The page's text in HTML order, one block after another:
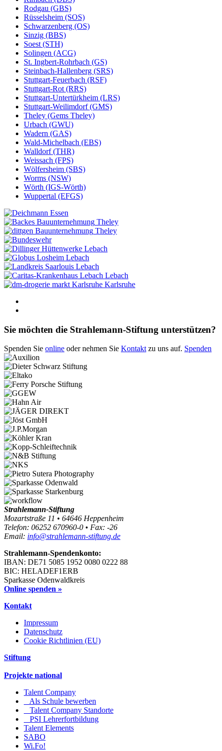
Rodgau (GBS)
Rüsselsheim (SOS)
Schwarzenberg (OS)
Sinzig (BBS)
Soest (STH)
Solingen (ACG)
St. Ingbert-Rohrbach (GS)
Steinbach-Hallenberg (SRS)
Stuttgart-Feuerbach (RSF)
Stuttgart-Rot (RRS)
Stuttgart-Untertürkheim (LRS)
Stuttgart-Weilimdorf (GMS)
Theley (Gems Theley)
Urbach (GWU)
Wadern (GAS)
Wald-Michelbach (EBS)
Walldorf (THR)
Weissach (FPS)
Wölfersheim (SBS)
Worms (NSW)
Wörth (IGS-Wörth)
Wuppertal (EFGS)
Essen
Theley
Theley
Lebach
Lebach
Lebach
Lebach
Karlsruhe
Sie möchten die Strahlemann-Stiftung unterstützen?
Spenden Sie online oder nehmen Sie Kontakt zu uns auf. Spenden
Strahlemann-Stiftung
Mozartstraße 11 • 64646 Heppenheim
Telefon: 06252 670960-0 • Fax: -26
Email: info@strahlemann-stiftung.de
Strahlemann-Spendenkonto:
IBAN: DE71 5085 1952 0080 0222 88
BIC: HELADEF1ERB
Sparkasse Odenwaldkreis
Online spenden »
Kontakt
Impressum
Datenschutz
Cookie Richtlinien (EU)
Stiftung
Projekte national
Talent Company
Als Schule bewerben
Talent Company Standorte
PSI Lehrerfortbildung
Talent Elements
SABO
Wi.Fo!